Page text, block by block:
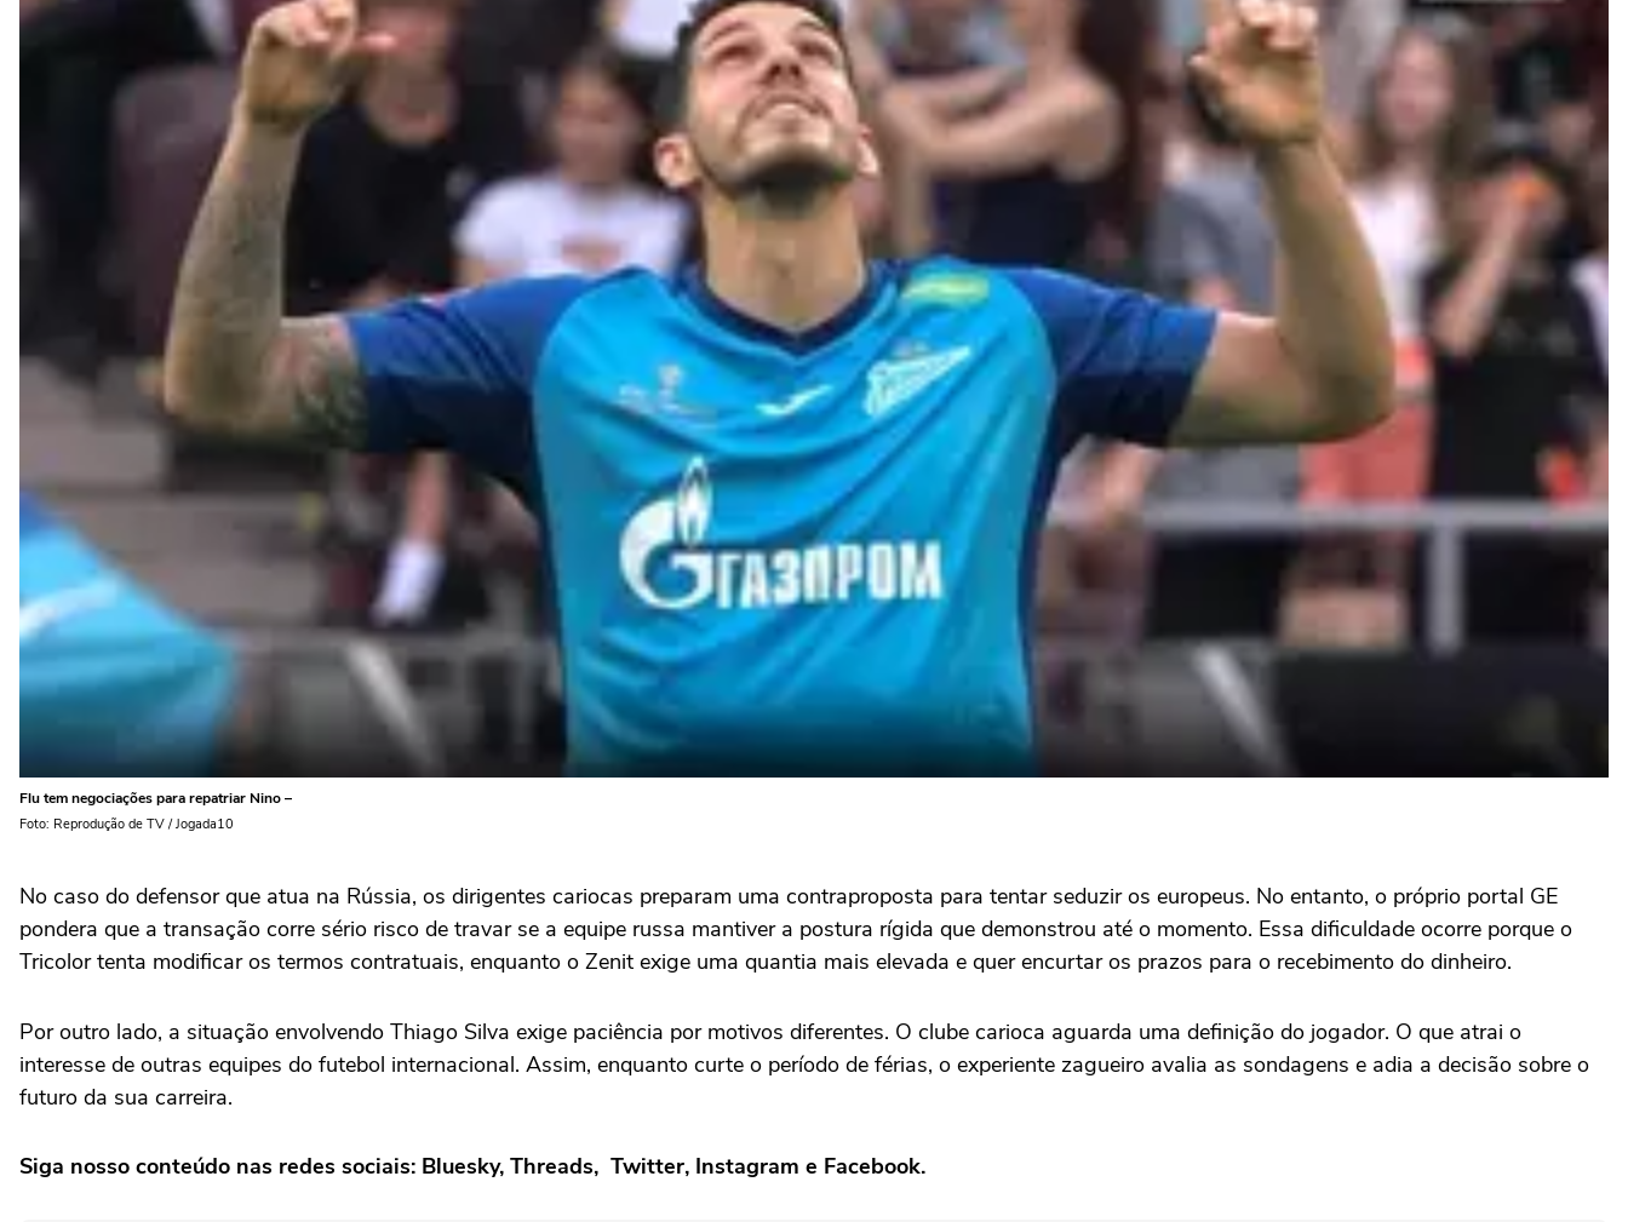
Flu tem negociações para repatriar Nino –
Foto: Reprodução de TV / Jogada10
No caso do defensor que atua na Rússia, os dirigentes cariocas preparam uma contraproposta para tentar seduzir os europeus. No entanto, o próprio portal GE
pondera que a transação corre sério risco de travar se a equipe russa mantiver a postura rígida que demonstrou até o momento. Essa dificuldade ocorre porque o
Tricolor tenta modificar os termos contratuais, enquanto o Zenit exige uma quantia mais elevada e quer encurtar os prazos para o recebimento do dinheiro.
Por outro lado, a situação envolvendo Thiago Silva exige paciência por motivos diferentes. O clube carioca aguarda uma definição do jogador. O que atrai o
interesse de outras equipes do futebol internacional. Assim, enquanto curte o período de férias, o experiente zagueiro avalia as sondagens e adia a decisão sobre o
futuro da sua carreira.
Siga nosso conteúdo nas redes sociais: Bluesky, Threads, Twitter, Instagram e Facebook.